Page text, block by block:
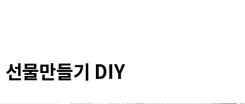
선물만들기 DIY